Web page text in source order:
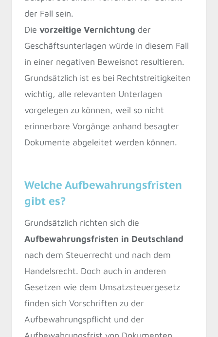
der Fall sein.
Die vorzeitige Vernichtung der
Geschäftsunterlagen würde in diesem Fall
in einer negativen Beweisnot resultieren.
Grundsätzlich ist es bei Rechtstreitigkeiten
wichtig, alle relevanten Unterlagen
vorgelegen zu können, weil so nicht
erinnerbare Vorgänge anhand besagter
Dokumente abgeleitet werden können.
Welche Aufbewahrungsfristen
gibt es?
Grundsätzlich richten sich die
Aufbewahrungsfristen in Deutschland
nach dem Steuerrecht und nach dem
Handelsrecht. Doch auch in anderen
Gesetzen wie dem Umsatzsteuergesetz
finden sich Vorschriften zu der
Aufbewahrungspflicht und der